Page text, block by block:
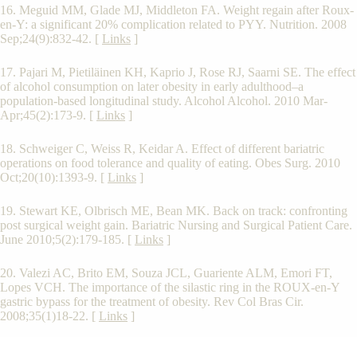
16. Meguid MM, Glade MJ, Middleton FA. Weight regain after Roux-
en-Y: a significant 20% complication related to PYY. Nutrition. 2008
Sep;24(9):832-42. [ Links ]
17. Pajari M, Pietiläinen KH, Kaprio J, Rose RJ, Saarni SE. The effect
of alcohol consumption on later obesity in early adulthood–a
population-based longitudinal study. Alcohol Alcohol. 2010 Mar-
Apr;45(2):173-9. [ Links ]
18. Schweiger C, Weiss R, Keidar A. Effect of different bariatric
operations on food tolerance and quality of eating. Obes Surg. 2010
Oct;20(10):1393-9. [ Links ]
19. Stewart KE, Olbrisch ME, Bean MK. Back on track: confronting
post surgical weight gain. Bariatric Nursing and Surgical Patient Care.
June 2010;5(2):179-185. [ Links ]
20. Valezi AC, Brito EM, Souza JCL, Guariente ALM, Emori FT,
Lopes VCH. The importance of the silastic ring in the ROUX-en-Y
gastric bypass for the treatment of obesity. Rev Col Bras Cir.
2008;35(1)18-22. [ Links ]